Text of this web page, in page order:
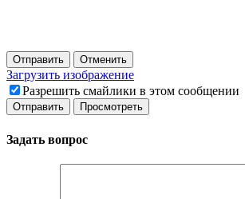
Отправить Отменить
Загрузить изображение
Разрешить смайлики в этом сообщении
Задать вопрос